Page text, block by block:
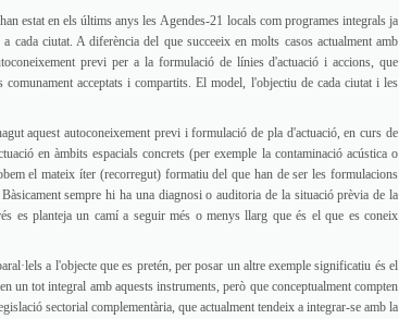
estat en els últims anys les Agendes-21 locals com programes integrals ja
cada ciutat. A diferència del que succeeix en molts casos actualment amb
previ per a la formulació de línies d'actuació i accions, que
acceptats i compartits. El model, l'objectiu de cada ciutat i les
aquest autoconeixement previ i formulació de pla d'actuació, en curs de
en àmbits espacials concrets (per exemple la contaminació acústica o
el mateix íter (recorregut) formatiu del que han de ser les formulacions
sempre hi ha una diagnosi o auditoria de la situació prèvia de la
es planteja un camí a seguir més o menys llarg que és el que es coneix
a l'objecte que es pretén, per posar un altre exemple significatiu és el
un tot integral amb aquests instruments, però que conceptualment compten
sectorial complementària, que actualment tendeix a integrar-se amb la